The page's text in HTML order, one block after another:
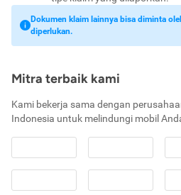
Dokumen klaim lainnya bisa diminta
diperlukan.
Mitra terbaik kami
Kami bekerja sama dengan
Indonesia untuk melindungi mobil